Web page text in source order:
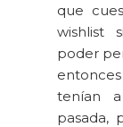
que
wishlist
poder
tenían
pasada,